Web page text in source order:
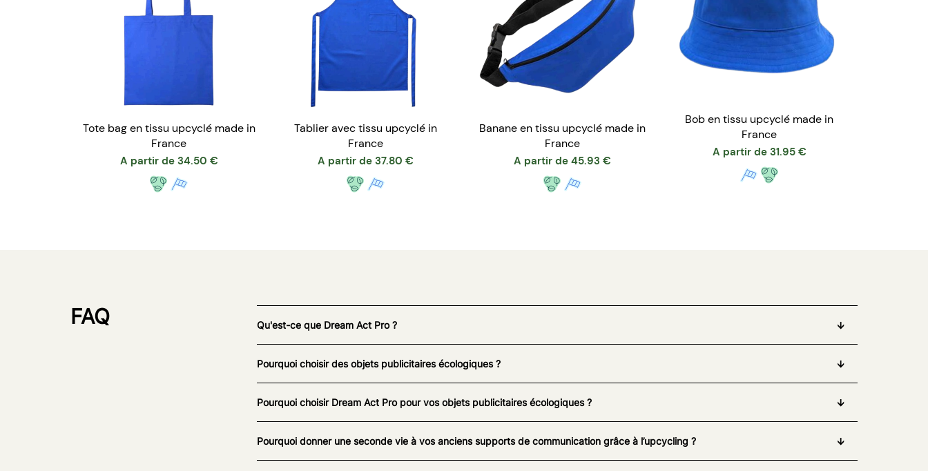
Tote bag en tissu upcyclé made in
France
A partir de 34.50 €
Tablier avec tissu upcyclé in
France
A partir de 37.80 €
Banane en tissu upcyclé made in
France
A partir de 45.93 €
Bob en tissu upcyclé made in
France
A partir de 31.95 €
FAQ Qu'est-ce que Dream Act Pro ?
Pourquoi choisir des objets publicitaires écologiques ?
Pourquoi choisir Dream Act Pro pour vos objets publicitaires écologiques ?
Pourquoi donner une seconde vie à vos anciens supports de communication grâce à l’upcycling ?